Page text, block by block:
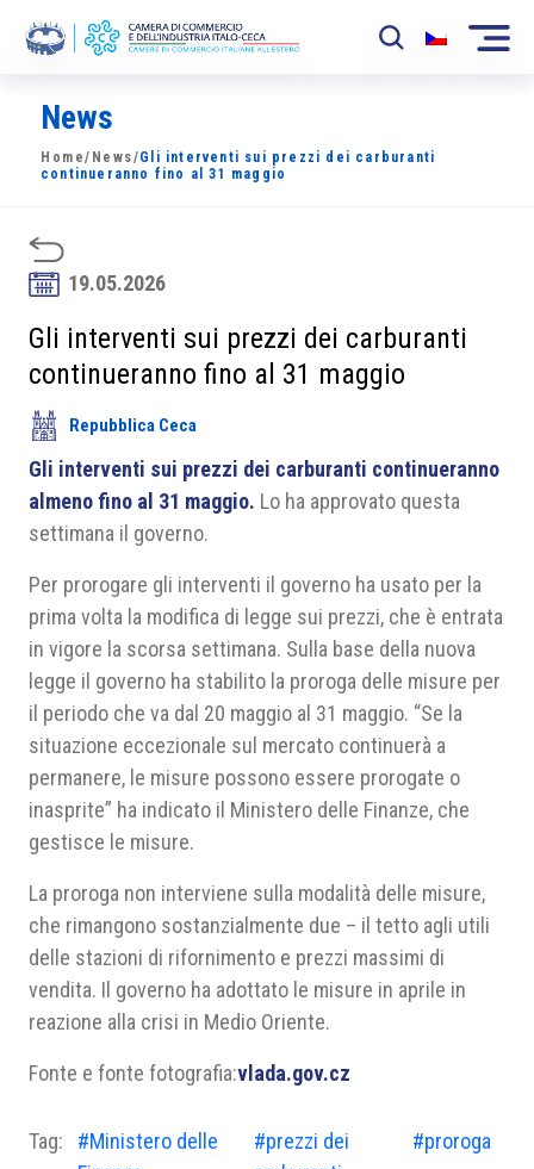
La Camera
News
Sviluppo Mercato
Soci
Partner
Progetti
Area riservata
News
Home/ News/Gli interventi sui prezzi dei carburanti
continueranno fino al 31 maggio
19.05.2026
Gli interventi sui prezzi dei carburanti
continueranno fino al 31 maggio
Repubblica Ceca
Gli interventi sui prezzi dei carburanti continueranno
almeno fino al 31 maggio. Lo ha approvato questa
settimana il governo.
Per prorogare gli interventi il governo ha usato per la
prima volta la modifica di legge sui prezzi, che è entrata
in vigore la scorsa settimana. Sulla base della nuova
legge il governo ha stabilito la proroga delle misure per
il periodo che va dal 20 maggio al 31 maggio. “Se la
situazione eccezionale sul mercato continuerà a
permanere, le misure possono essere prorogate o
inasprite” ha indicato il Ministero delle Finanze, che
gestisce le misure.
La proroga non interviene sulla modalità delle misure,
che rimangono sostanzialmente due – il tetto agli utili
delle stazioni di rifornimento e prezzi massimi di
vendita. Il governo ha adottato le misure in aprile in
reazione alla crisi in Medio Oriente.
Fonte e fonte fotografia:vlada.gov.cz
Tag:
#Ministero delle
#prezzi dei
#proroga